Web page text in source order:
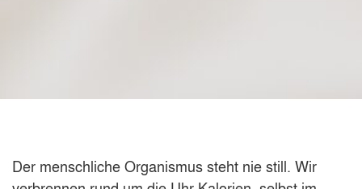
Der menschliche Organismus steht nie still. Wir